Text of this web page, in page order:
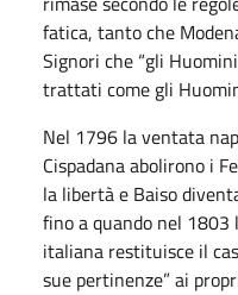
fatica, tanto che
Signori che “gli
trattati come gli
Nel 1796 la ventata
Cispadana abolirono i
la libertà e Baiso
fino a quando nel 1803
italiana restituisce il
sue pertinenze” ai